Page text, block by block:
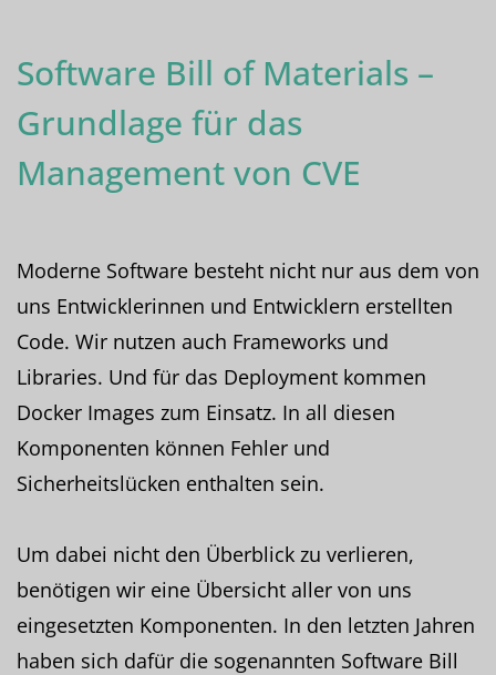
Software Bill of Materials –
Grundlage für das
Management von CVE
Moderne Software besteht nicht nur aus dem von
uns Entwicklerinnen und Entwicklern erstellten
Code. Wir nutzen auch Frameworks und
Libraries. Und für das Deployment kommen
Docker Images zum Einsatz. In all diesen
Komponenten können Fehler und
Sicherheitslücken enthalten sein.
Um dabei nicht den Überblick zu verlieren,
benötigen wir eine Übersicht aller von uns
eingesetzten Komponenten. In den letzten Jahren
haben sich dafür die sogenannten Software Bill